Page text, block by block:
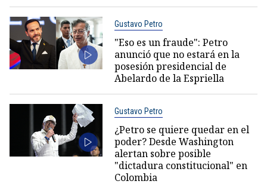
Gustavo Petro
"Eso es un fraude": Petro
anunció que no estará en la
posesión presidencial de
Abelardo de la Espriella
Gustavo Petro
¿Petro se quiere quedar en el
poder? Desde Washington
alertan sobre posible
"dictadura constitucional" en
Colombia